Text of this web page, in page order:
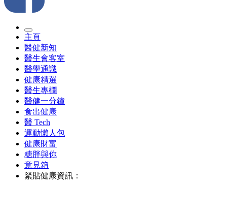
主頁
醫健新知
醫生會客室
醫學通識
健康精選
醫生專欄
醫健一分鐘
食出健康
醫 Tech
運動懶人包
健康財富
糖胖與你
意見箱
緊貼健康資訊：